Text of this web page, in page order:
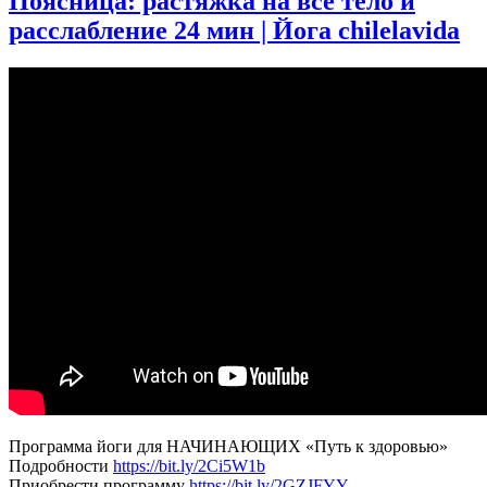
на
все
40
расслабление 24 мин | Йога chilelavida
Программа йоги для НАЧИНАЮЩИХ «Путь к здоровью»
Подробности https://bit.ly/2Ci5W1b